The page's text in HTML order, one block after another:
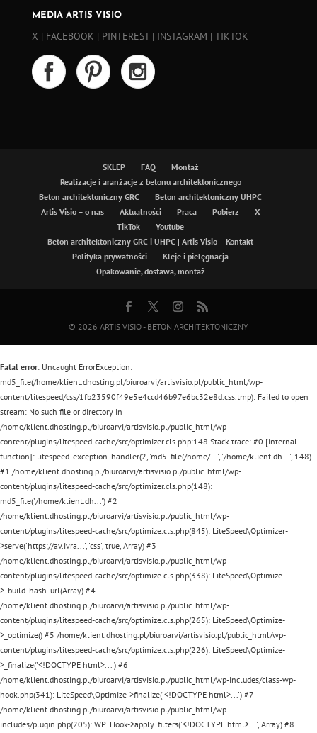
MEDIA ARTIS VISIO
X | FACEBOOK | PINTEREST| INSTAGRAM | TIKTOK
SKLEP FAQ
Montaż
Realizacje i aranżacje z betonu architektonicznego
Beton architektoniczny GRC
Beton architektoniczny UHPC
Artis Visio – o nas
Aktualności Praca Pobierz
X
TikTok
Youtube
Beton architektoniczny GRC i UHPC | Artis Visio – Kontakt
Polityka prywatności
Kleje i pielęgnacja
Opakowanie, dostawa, montaż
© 2026 ARTIS VISIO - BETON ARCHITEKTONICZNY
Fatal error: Uncaught ErrorException:
md5_file(/home/klient.dhosting.pl/biuroarvi/artisvisio.pl/public_html/wp-
content/litespeed/css/1fb23590f49e5e4ccd46b97e6bc32e8d.css.tmp): Failed to open
stream: No such file or directory in
/home/klient.dhosting.pl/biuroarvi/artisvisio.pl/public_html/wp-
content/plugins/litespeed-cache/src/optimizer.cls.php:148 Stack trace: #0 [internal
function]: litespeed_exception_handler(2, 'md5_file(/home/...', '/home/klient.dh...', 148)
#1 /home/klient.dhosting.pl/biuroarvi/artisvisio.pl/public_html/wp-
content/plugins/litespeed-cache/src/optimizer.cls.php(148):
md5_file('/home/klient.dh...') #2
/home/klient.dhosting.pl/biuroarvi/artisvisio.pl/public_html/wp-
content/plugins/litespeed-cache/src/optimize.cls.php(845): LiteSpeed\Optimizer-
>serve('https://av.ivra...', 'css', true, Array) #3
/home/klient.dhosting.pl/biuroarvi/artisvisio.pl/public_html/wp-
content/plugins/litespeed-cache/src/optimize.cls.php(338): LiteSpeed\Optimize-
>_build_hash_url(Array) #4
/home/klient.dhosting.pl/biuroarvi/artisvisio.pl/public_html/wp-
content/plugins/litespeed-cache/src/optimize.cls.php(265): LiteSpeed\Optimize-
>_optimize() #5 /home/klient.dhosting.pl/biuroarvi/artisvisio.pl/public_html/wp-
content/plugins/litespeed-cache/src/optimize.cls.php(226): LiteSpeed\Optimize-
>_finalize('<!DOCTYPE html>...') #6
/home/klient.dhosting.pl/biuroarvi/artisvisio.pl/public_html/wp-includes/class-wp-
hook.php(341): LiteSpeed\Optimize->finalize('<!DOCTYPE html>...') #7
/home/klient.dhosting.pl/biuroarvi/artisvisio.pl/public_html/wp-
includes/plugin.php(205): WP_Hook->apply_filters('<!DOCTYPE html>...', Array) #8